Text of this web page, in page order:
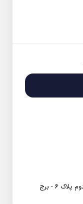
ولیعصر بالاتر از پارک ساعی - خیابان ساعی دوم پلاک 6 - برج